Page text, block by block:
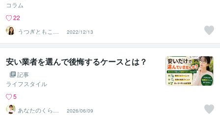
コラム
22
うつぎともこ
（けんちゃんマ
マ♪）
2022/12/13
安い業者を選んで後悔するケースとは？
記事
ライフスタイル
5
あなたのくらし
2026/06/09